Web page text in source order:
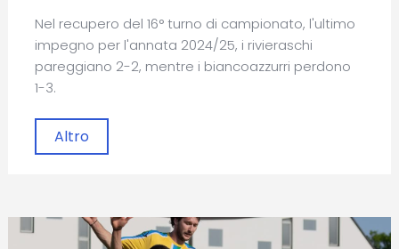
Nel recupero del 16° turno di campionato, l'ultimo
impegno per l'annata 2024/25, i rivieraschi
pareggiano 2-2, mentre i biancoazzurri perdono
1-3.
Altro